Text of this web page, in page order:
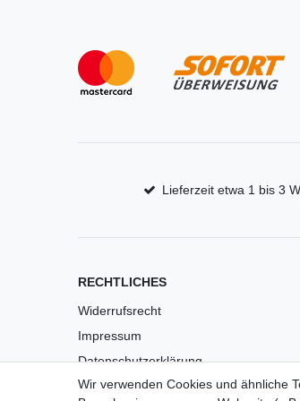
Lieferzeit etwa 1 bis 3
RECHTLICHES
Widerrufsrecht
Impressum
Datenschutzerklärung
AGB
Wir verwenden Cookies und ähnliche